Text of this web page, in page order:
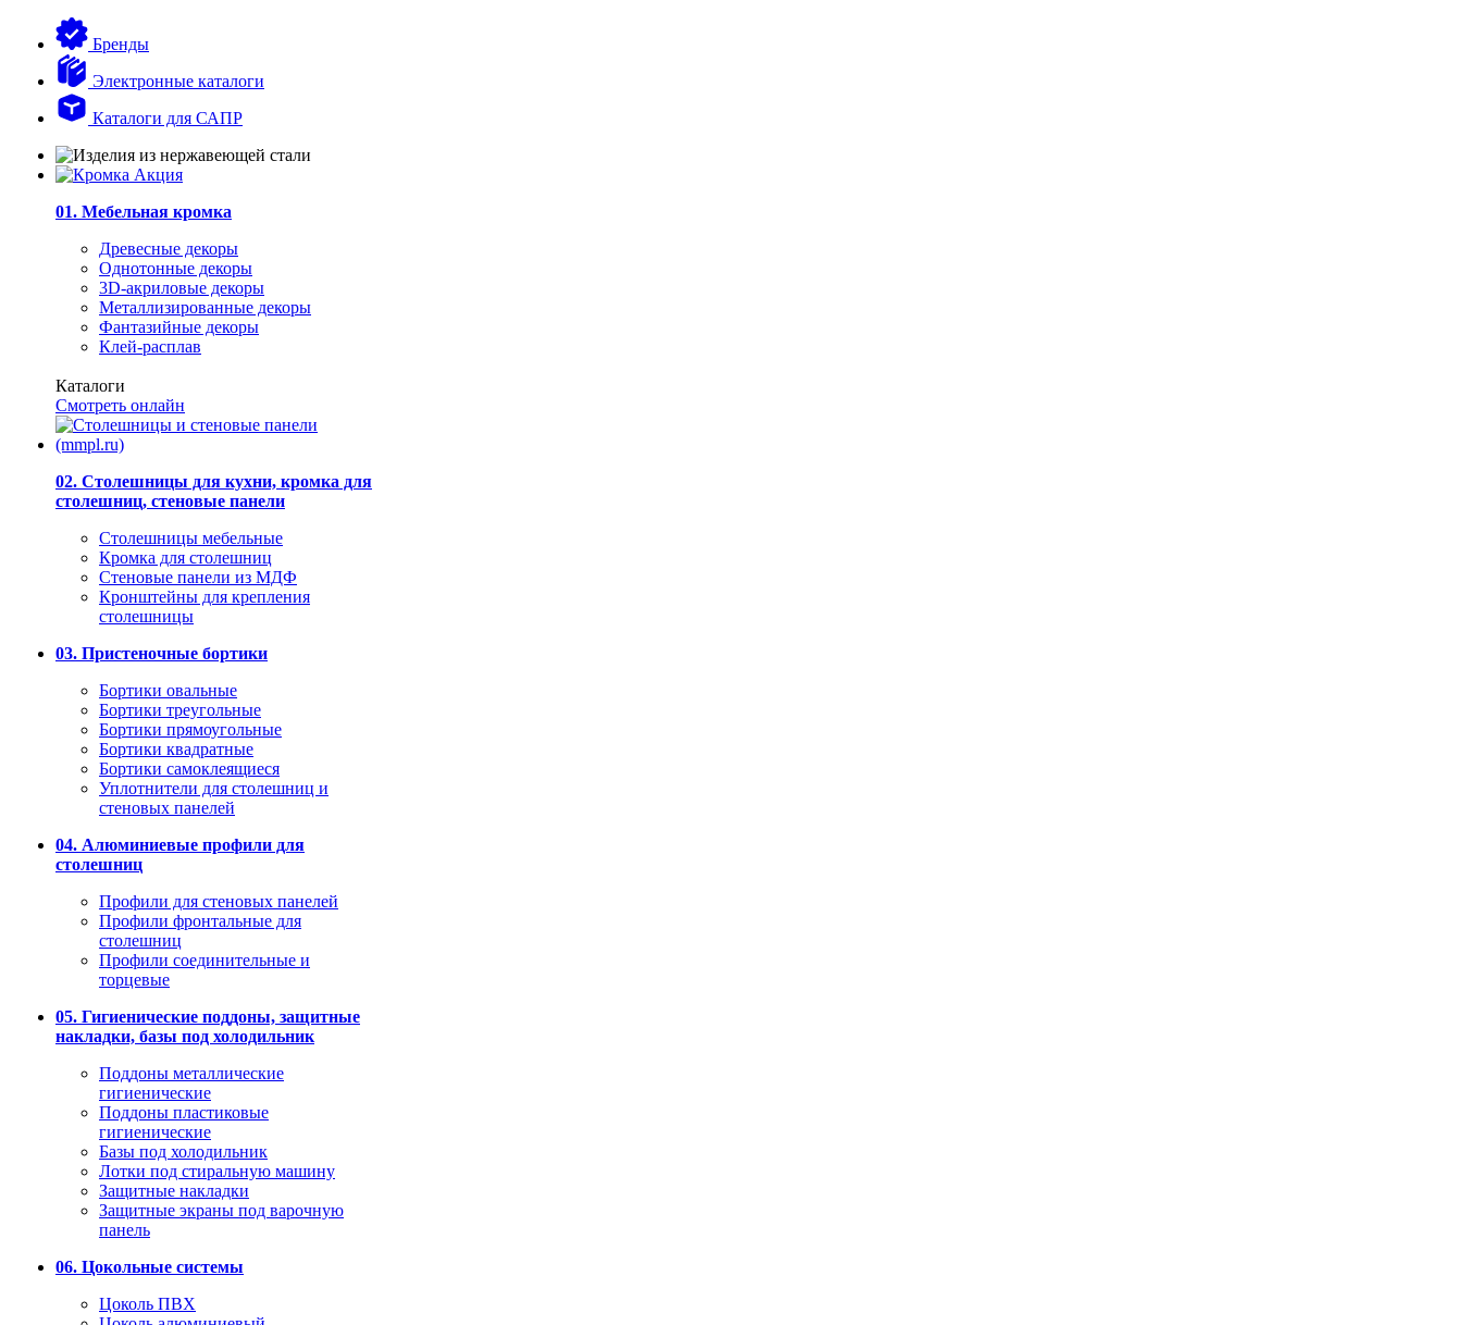
Бренды
Электронные каталоги
Каталоги для САПР
01. Мебельная кромка
Древесные декоры
Однотонные декоры
3D-акриловые декоры
Металлизированные декоры
Фантазийные декоры
Клей-расплав
Каталоги
Смотреть онлайн
02. Столешницы для кухни, кромка для
столешниц, стеновые панели
Столешницы мебельные
Кромка для столешниц
Стеновые панели из МДФ
Кронштейны для крепления
столешницы
03. Пристеночные бортики
Бортики овальные
Бортики треугольные
Бортики прямоугольные
Бортики квадратные
Бортики самоклеящиеся
Уплотнители для столешниц и
стеновых панелей
04. Алюминиевые профили для
столешниц
Профили для стеновых панелей
Профили фронтальные для
столешниц
Профили соединительные и
торцевые
05. Гигиенические поддоны, защитные
накладки, базы под холодильник
Поддоны металлические
гигиенические
Поддоны пластиковые
гигиенические
Базы под холодильник
Лотки под стиральную машину
Защитные накладки
Защитные экраны под варочную
панель
06. Цокольные системы
Цоколь ПВХ